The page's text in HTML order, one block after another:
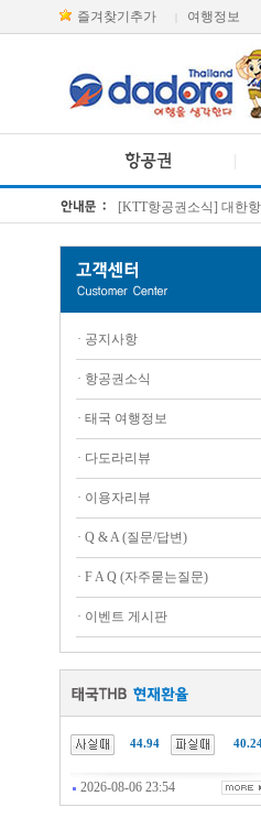
즐겨찾기추가 여행정보
[KTT항공권소식] 대한
· 공지사항
· 항공권소식
· 태국 여행정보
· 다도라리뷰
· 이용자리뷰
· Q & A (질문/답변)
· F A Q (자주묻는질문)
· 이벤트 게시판
44.94
2026-08-06 23:54